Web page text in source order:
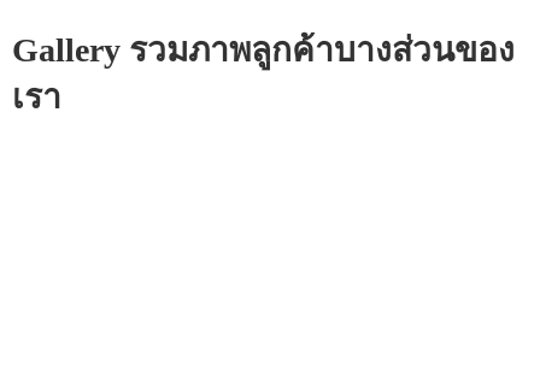
Gallery รวมภาพลูกค้าบางส่วนของ
เรา